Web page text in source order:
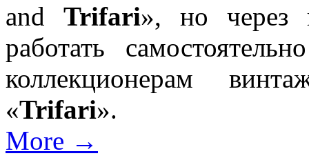
and Trifari», но через
работать
коллекционерам
«Trifari».
More →